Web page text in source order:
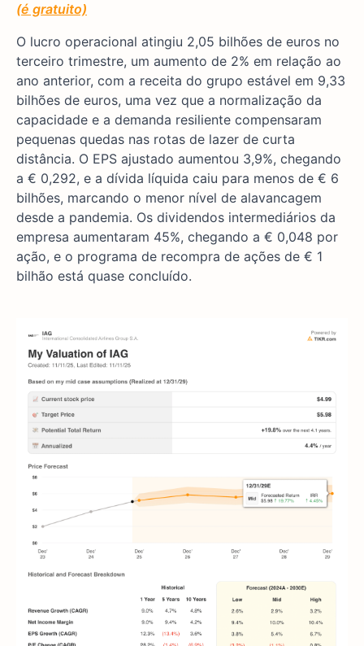
(é gratuito)
O lucro operacional atingiu 2,05 bilhões de euros no
terceiro trimestre, um aumento de 2% em relação ao
ano anterior, com a receita do grupo estável em 9,33
bilhões de euros, uma vez que a normalização da
capacidade e a demanda resiliente compensaram
pequenas quedas nas rotas de lazer de curta
distância. O EPS ajustado aumentou 3,9%, chegando
a € 0,292, e a dívida líquida caiu para menos de € 6
bilhões, marcando o menor nível de alavancagem
desde a pandemia. Os dividendos intermediários da
empresa aumentaram 45%, chegando a € 0,048 por
ação, e o programa de recompra de ações de € 1
bilhão está quase concluído.